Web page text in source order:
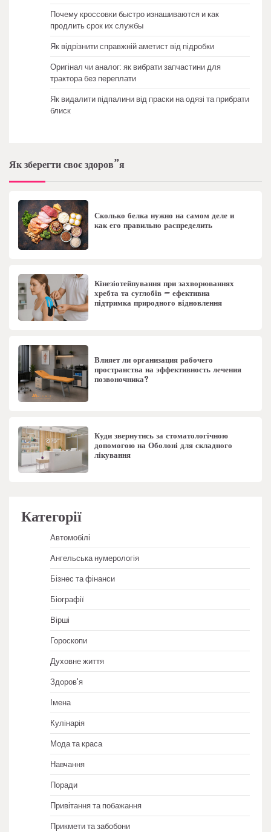
Почему кроссовки быстро изнашиваются и как
продлить срок их службы
Як відрізнити справжній аметист від підробки
Оригінал чи аналог: як вибрати запчастини для
трактора без переплати
Як видалити підпалини від праски на одязі та прибрати
блиск
Як зберегти своє здоров”я
Сколько белка нужно на самом деле и
как его правильно распределить
Кінезіотейпування при захворюваннях
хребта та суглобів – ефективна
підтримка природного відновлення
Влияет ли организация рабочего
пространства на эффективность лечения
позвоночника?
Куди звернутись за стоматологічною
допомогою на Оболоні для складного
лікування
Категорії
Автомобілі
Ангельська нумерологія
Бізнес та фінанси
Біографії
Вірші
Гороскопи
Духовне життя
Здоров'я
Імена
Кулінарія
Мода та краса
Навчання
Поради
Привітання та побажання
Прикмети та забобони